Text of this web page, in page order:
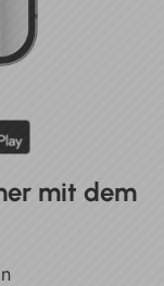
mit dem